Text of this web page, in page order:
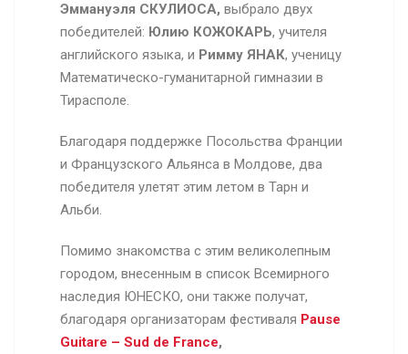
Эммануэля СКУЛИОСА, выбрало двух
победителей: Юлию КОЖОКАРЬ, учителя
английского языка, и Римму ЯНАК, ученицу
Математическо-гуманитарной гимназии в
Тирасполе.
Благодаря поддержке Посольства Франции
и Французского Альянса в Молдове, два
победителя улетят этим летом в Тарн и
Альби.
Помимо знакомства с этим великолепным
городом, внесенным в список Всемирного
наследия ЮНЕСКО, они также получат,
благодаря организаторам фестиваля Pause
Guitare – Sud de France,